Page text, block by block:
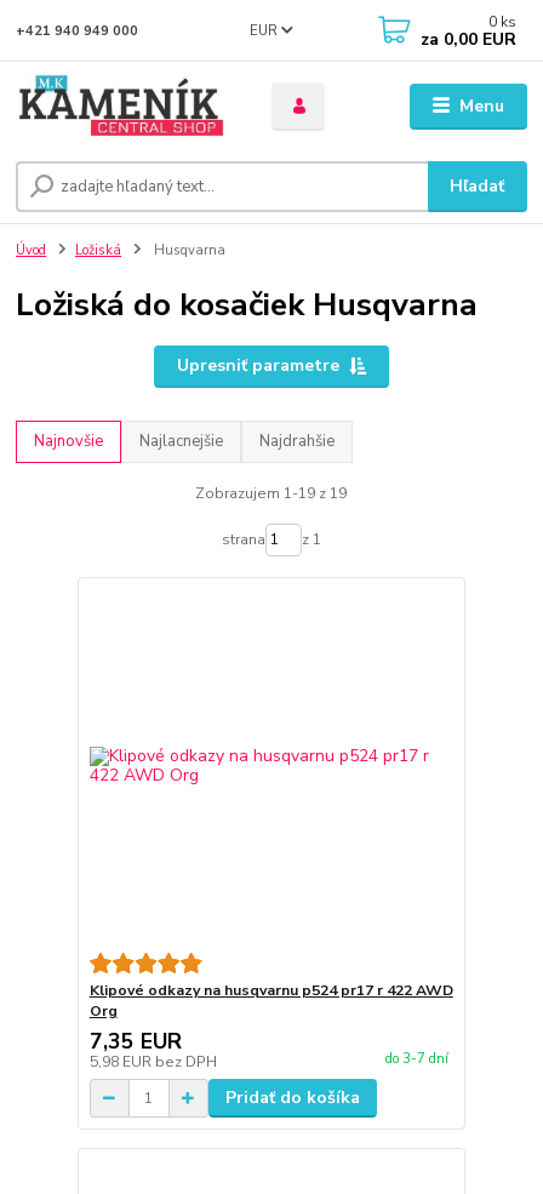
Menu
EUR
Hľadať
+421 940 949 000 0 ks
za 0,00 EUR
Úvod Ložiská Husqvarna
Ložiská do kosačiek Husqvarna
Upresniť parametre
Najnovšie Najlacnejšie Najdrahšie
Zobrazujem 1-19 z 19
strana z 1
Klipové odkazy na husqvarnu p524 pr17 r 422 AWD
Org
7,35 EUR
5,98 EUR bez DPH do 3-7 dní
Pridať do košíka